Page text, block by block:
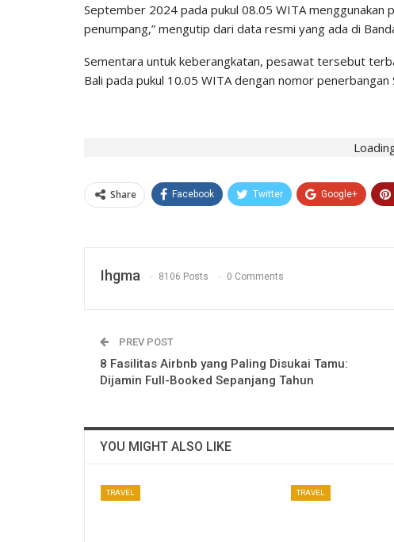
September 2024 pada pukul 08.05 WITA
penumpang,” mengutip dari data resmi yang ada di
Sementara untuk keberangkatan, pesawat tersebut
Bali pada pukul 10.05 WITA dengan nomor
Share Facebook Twitter Google+
Ihgma 8106 Posts 0 Comments
PREV POST
8 Fasilitas Airbnb yang Paling Disukai Tamu:
Dijamin Full-Booked Sepanjang Tahun
YOU MIGHT ALSO LIKE
TRAVEL TRAVEL